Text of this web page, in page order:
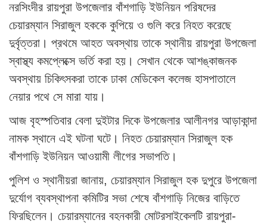
নরসিংদীর রায়পুরা উপজেলার বাঁশগাড়ি ইউনিয়ন পরিষদের
চেয়ারম্যান সিরাজুল হককে কুপিয়ে ও গুলি করে নিহত করেছে
দুর্বৃত্তরা। প্রথমে আহত অবস্থায় তাকে স্থানীয় রায়পুরা উপজেলা
স্বাস্থ্য কমপ্লেক্সে ভর্তি করা হয়। সেখান থেকে আশঙ্কাজনক
অবস্থায় চিকিৎসকরা তাকে ঢাকা মেডিকেল কলেজ হাসপাতালে
নেয়ার পথে সে মারা যায়।
আজ বৃহস্পতিবার বেলা দুইটার দিকে উপজেলার আলীনগর আড়াকান্দা
নামক স্থানে এই ঘটনা ঘটে। নিহত চেয়ারম্যান সিরাজুল হক
বাঁশগাড়ি ইউনিয়ন আওয়ামী লীগের সভাপতি।
পুলিশ ও স্থানীয়রা জানায়, চেয়ারম্যান সিরাজুল হক দুপুরে উপজেলা
দুর্যোগ ব্যবস্থাপনা কমিটির সভা শেষে বাঁশগাড়ি নিজের বাড়িতে
ফিরছিলেন। চেয়ারম্যানের বহনকারী মোটরসাইকেলটি রায়পুরা-